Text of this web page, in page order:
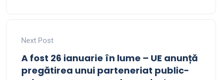
Next Post
A fost 26 ianuarie în lume – UE anunță
pregătirea unui parteneriat public-